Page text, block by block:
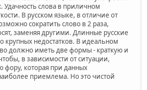
Удачность слова в приличном
В русском языке, в отличие от
сократить слово в 2 раза,
заменяя другими. Длинные русские
крупных недостатков. В идеальном
должно иметь две формы - краткую и
в зависимости от ситуации,
фору, которая при данных
приемлема. Но это чистой